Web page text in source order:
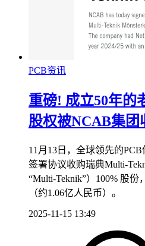
PCB资讯
重磅! 成立50年的
股权被NCAB集团
11月13日，全球领先的
签署协议收购瑞典Multi-
“Multi-Teknik”）100% 股
（约1.06亿人民币）。
2025-11-15 13:49